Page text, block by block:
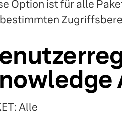
Option ist für alle
Alle